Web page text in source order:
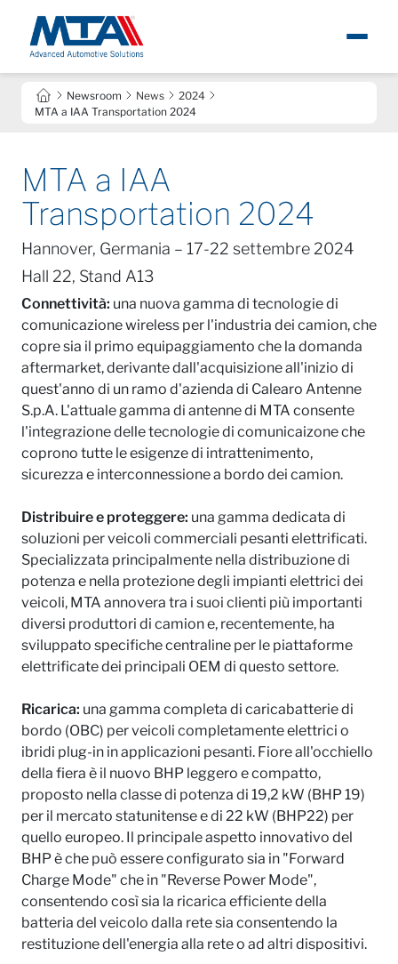
Chi siamo
Prodotti
Carriere
Contatti
Newsroom News
2024
MTA a IAA Transportation 2024
MTA a IAA
Transportation 2024
Hannover, Germania – 17-22 settembre 2024
Hall 22, Stand A13
Connettività: una nuova gamma di tecnologie di
comunicazione wireless per l'industria dei camion, che
copre sia il primo equipaggiamento che la domanda
aftermarket, derivante dall'acquisizione all'inizio di
quest'anno di un ramo d'azienda di Calearo Antenne
S.p.A. L'attuale gamma di antenne di MTA consente
l'integrazione delle tecnologie di comunicaizone che
coprono tutte le esigenze di intrattenimento,
sicurezza e interconnessione a bordo dei camion.
Distribuire e proteggere: una gamma dedicata di
soluzioni per veicoli commerciali pesanti elettrificati.
Specializzata principalmente nella distribuzione di
potenza e nella protezione degli impianti elettrici dei
veicoli, MTA annovera tra i suoi clienti più importanti
diversi produttori di camion e, recentemente, ha
sviluppato specifiche centraline per le piattaforme
elettrificate dei principali OEM di questo settore.
Ricarica: una gamma completa di caricabatterie di
bordo (OBC) per veicoli completamente elettrici o
ibridi plug-in in applicazioni pesanti. Fiore all'occhiello
della fiera è il nuovo BHP leggero e compatto,
proposto nella classe di potenza di 19,2 kW (BHP 19)
per il mercato statunitense e di 22 kW (BHP22) per
quello europeo. Il principale aspetto innovativo del
BHP è che può essere configurato sia in "Forward
Charge Mode" che in "Reverse Power Mode",
consentendo così sia la ricarica efficiente della
batteria del veicolo dalla rete sia consentendo la
restituzione dell'energia alla rete o ad altri dispositivi.